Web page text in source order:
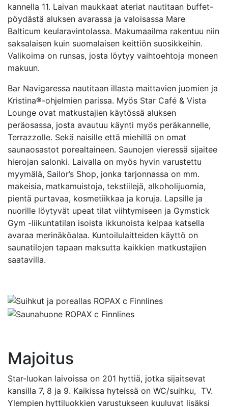
kannella 11. Laivan maukkaat ateriat nautitaan buffet-
pöydästä aluksen avarassa ja valoisassa Mare
Balticum keularavintolassa. Makumaailma rakentuu niin
saksalaisen kuin suomalaisen keittiön suosikkeihin.
Valikoima on runsas, josta löytyy vaihtoehtoja moneen
makuun.
Bar Navigaressa nautitaan illasta maittavien juomien ja
Kristina®-ohjelmien parissa. Myös Star Café & Vista
Lounge ovat matkustajien käytössä aluksen
peräosassa, josta avautuu käynti myös peräkannelle,
Terrazzolle. Sekä naisille että miehillä on omat
saunaosastot porealtaineen. Saunojen vieressä sijaitee
hierojan salonki. Laivalla on myös hyvin varustettu
myymälä, Sailor’s Shop, jonka tarjonnassa on mm.
makeisia, matkamuistoja, tekstiilejä, alkoholijuomia,
pientä purtavaa, kosmetiikkaa ja koruja. Lapsille ja
nuorille löytyvät upeat tilat viihtymiseen ja Gymstick
Gym -liikuntatilan isoista ikkunoista kelpaa katsella
avaraa merinäköalaa. Kuntoilulaitteiden käyttö on
saunatilojen tapaan maksutta kaikkien matkustajien
saatavilla.
Majoitus
Star-luokan laivoissa on 201 hyttiä, jotka sijaitsevat
kansilla 7, 8 ja 9. Kaikissa hyteissä on WC/suihku, TV.
Ylempien hyttiluokkien varustukseen kuuluvat lisäksi